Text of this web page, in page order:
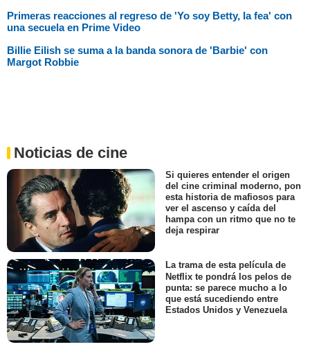
Primeras reacciones al regreso de 'Yo soy Betty, la fea' con
una secuela en Prime Video
Billie Eilish se suma a la banda sonora de 'Barbie' con
Margot Robbie
Noticias de cine
Si quieres entender el origen
del cine criminal moderno, pon
esta historia de mafiosos para
ver el ascenso y caída del
hampa con un ritmo que no te
deja respirar
La trama de esta película de
Netflix te pondrá los pelos de
punta: se parece mucho a lo
que está sucediendo entre
Estados Unidos y Venezuela